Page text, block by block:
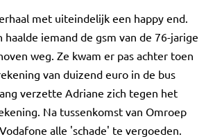
met uiteindelijk een happy end.
haalde iemand de gsm van de 76-jarige
weg. Ze kwam er pas achter toen
van duizend euro in de bus
verzette Adriane zich tegen het
Na tussenkomst van Omroep
alle 'schade' te vergoeden.